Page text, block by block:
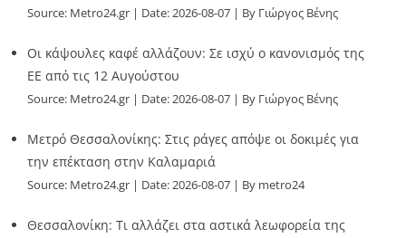
Source: Metro24.gr Date: 2026-08-07 By Γιώργος Βένης
Οι κάψουλες καφέ αλλάζουν: Σε ισχύ ο κανονισμός της
ΕΕ από τις 12 Αυγούστου
Source: Metro24.gr Date: 2026-08-07 By Γιώργος Βένης
Μετρό Θεσσαλονίκης: Στις ράγες απόψε οι δοκιμές για
την επέκταση στην Καλαμαριά
Source: Metro24.gr Date: 2026-08-07 By metro24
Θεσσαλονίκη: Τι αλλάζει στα αστικά λεωφορεία της